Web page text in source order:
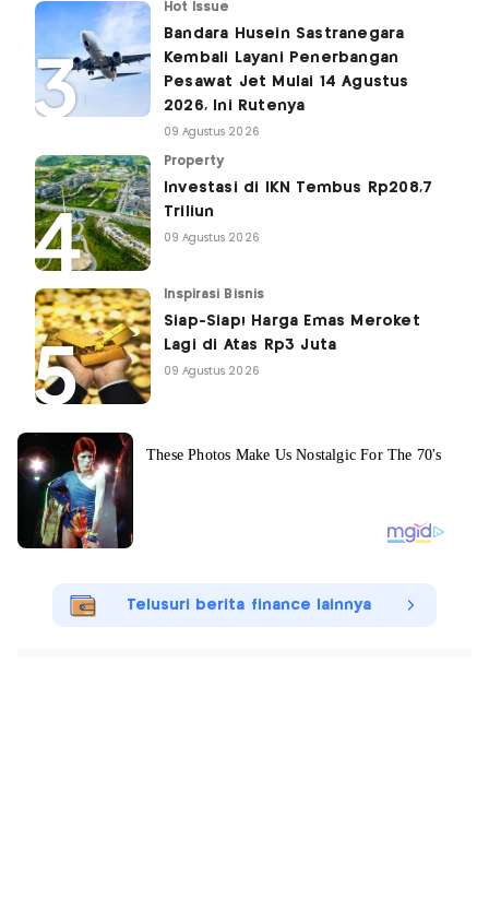
Hot Issue
Bandara Husein Sastranegara
Kembali Layani Penerbangan
Pesawat Jet Mulai 14 Agustus
2026, Ini Rutenya
09 Agustus 2026
Property
Investasi di IKN Tembus Rp208,7
Triliun
09 Agustus 2026
Inspirasi Bisnis
Siap-Siap! Harga Emas Meroket
Lagi di Atas Rp3 Juta
09 Agustus 2026
Telusuri berita finance lainnya